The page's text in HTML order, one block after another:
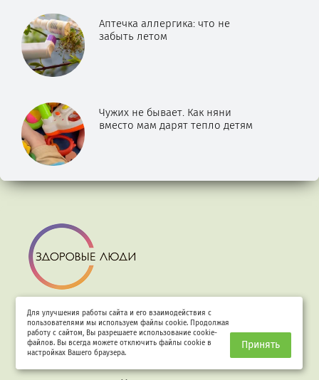
Аптечка аллергика: что не
забыть летом
Чужих не бывает. Как няни
вместо мам дарят тепло детям
О проекте
Наши эксперты
Рекламодателям
Для улучшения работы сайта и его взаимодействия с
пользователями мы используем файлы cookie. Продолжая
работу с сайтом, Вы разрешаете использование cookie-
файлов. Вы всегда можете отключить файлы cookie в
настройках Вашего браузера.
Принять